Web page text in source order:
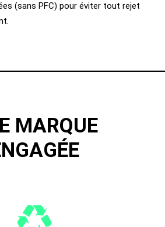
(sans PFC) pour éviter tout rejet
MARQUE